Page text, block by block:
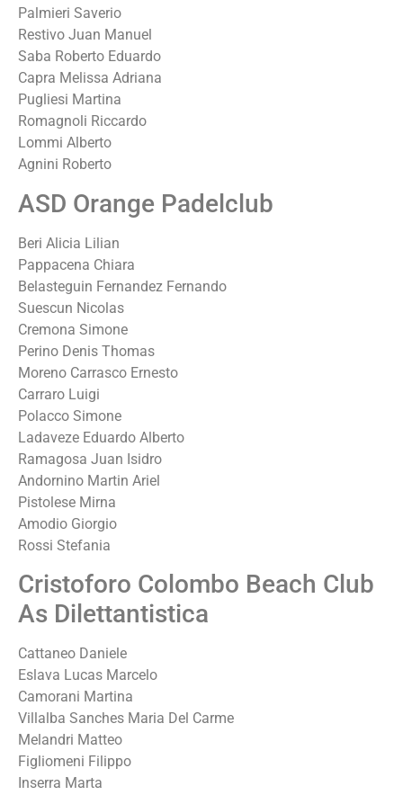
Palmieri Saverio
Restivo Juan Manuel
Saba Roberto Eduardo
Capra Melissa Adriana
Pugliesi Martina
Romagnoli Riccardo
Lommi Alberto
Agnini Roberto
ASD Orange Padelclub
Beri Alicia Lilian
Pappacena Chiara
Belasteguin Fernandez Fernando
Suescun Nicolas
Cremona Simone
Perino Denis Thomas
Moreno Carrasco Ernesto
Carraro Luigi
Polacco Simone
Ladaveze Eduardo Alberto
Ramagosa Juan Isidro
Andornino Martin Ariel
Pistolese Mirna
Amodio Giorgio
Rossi Stefania
Cristoforo Colombo Beach Club
As Dilettantistica
Cattaneo Daniele
Eslava Lucas Marcelo
Camorani Martina
Villalba Sanches Maria Del Carme
Melandri Matteo
Figliomeni Filippo
Inserra Marta